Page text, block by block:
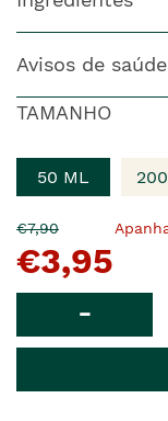
Avisos de
TAMANHO
50 ML
O
pre�o
anterior
€7,90Agora
�
€3,95
-